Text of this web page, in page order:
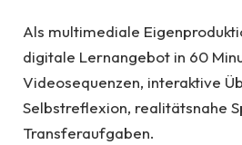
Als multimediale
digitale Lernangebot in 60
Videosequenzen, interaktive
Selbstreflexion, realitätsnahe
Transferaufgaben.